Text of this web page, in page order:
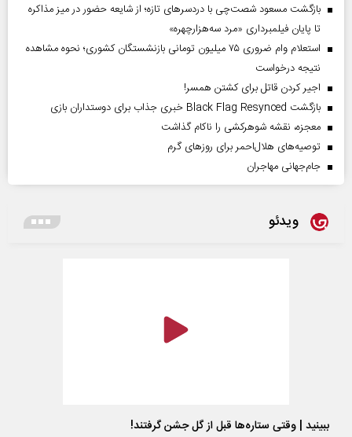
بازگشت مسعود شصت‌چی با دردسر‌های تازه؛ از شایعه حضور در میز مذاکره
تا پایان فیلمبرداری «مرد سه‌هزارچهره»
استعلام وام ضروری ۷۵ میلیون تومانی بازنشستگان کشوری؛ نحوه مشاهده
نتیجه درخواست
اجیر کردن قاتل برای کشتن همسر!
بازگشت Black Flag Resynced خبری جذاب برای دوستداران بازی
معجزه، نقشه شوهرکشی را ناکام گذاشت
توصیه‌های هلال‌احمر برای روز‌های گرم
جام‌جهانی مهاجران
ویدئو
ببینید | وقتی ستاره‌ها قبل از گل جشن گرفتند!